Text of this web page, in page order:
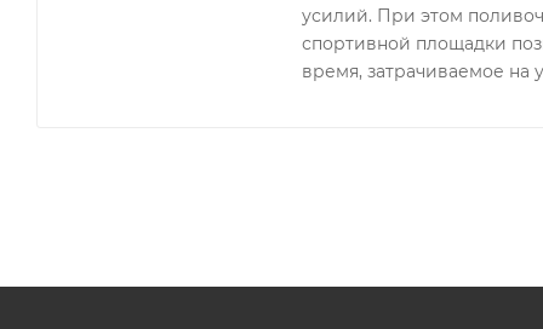
Материал корпуса: технический пластик
Материал фильтрующих дисков: усиленный
Максимальная рабочая температура: 60°С
усилий. При этом
спортивной площадки
время, затрачиваемое на